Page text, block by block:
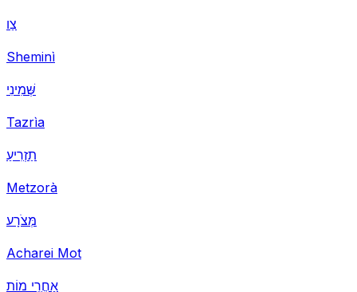
צַו
Sheminì
שְּׁמִינִי
Tazrìa
תַזְרִיעַ
Metzorà
מְּצֹרָע
Acharei Mot
אַחֲרֵי מוֹת